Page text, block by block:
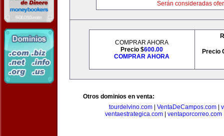
Serán consideradas
COMPRAR AHORA
Precio $600.00
COMPRAR AHORA
Precio
Otros dominios en venta:
tourdelvino.com| VentaDeCampos.com|
ventaestrategica.com| ventaporcorreo.com